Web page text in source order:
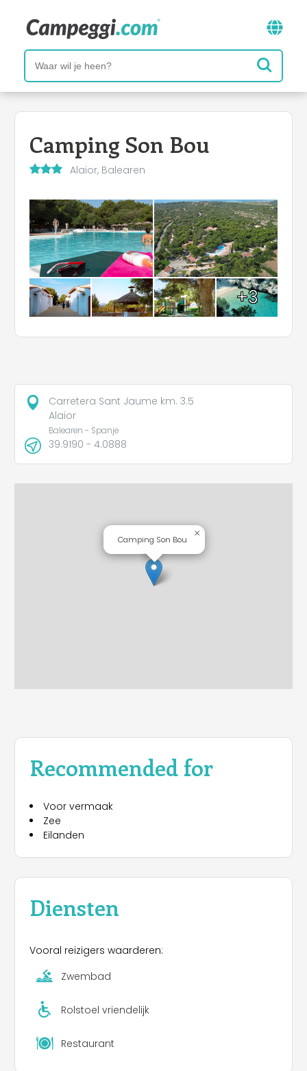
Camping Son Bou
Alaior, Balearen
+3
Recommended for
Voor vermaak
Zee
Eilanden
Diensten
Vooral reizigers waarderen:
Zwembad
Rolstoel vriendelijk
Restaurant
Carretera Sant Jaume km. 3.5
Alaior
Balearen - Spanje
39.9190 - 4.0888
Camping Son Bou
×